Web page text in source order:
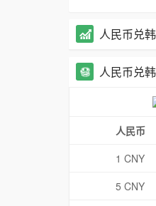
人民币兑
人民币兑
人民币
1 CNY
5 CNY